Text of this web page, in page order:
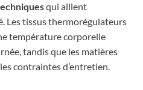
qui allient
Les tissus thermorégulateurs
température corporelle
tandis que les matières
contraintes d’entretien.